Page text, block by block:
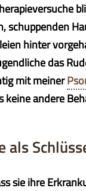
schuppenden
hinter
das
mit meiner
keine andere
als
sie ihre